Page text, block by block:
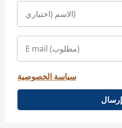
سياسة الخصوصية
إرسال